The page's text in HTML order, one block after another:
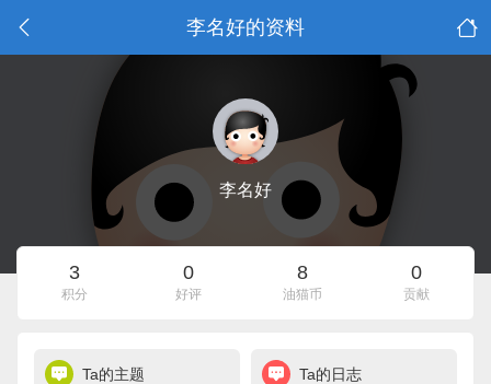
李名好的资料
李名好
3
积分
0
好评
8
油猫币
0
贡献
Ta的主题 Ta的日志